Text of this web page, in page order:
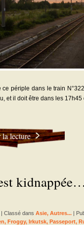
ce périple dans le train
et il doit être dans les 17h45
lecture
kidnappée…
| Classé dans Asie, Autres... |
, Froggy, Irkutsk, Passeport,